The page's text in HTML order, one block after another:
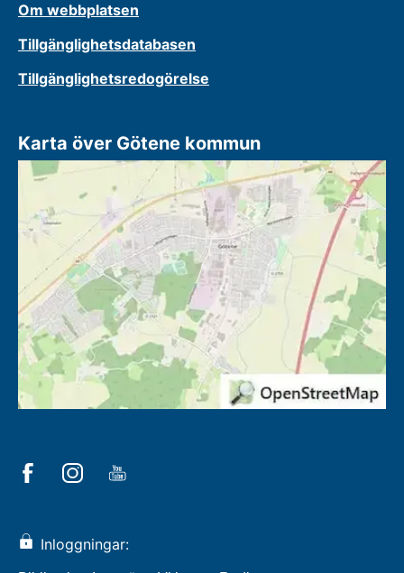
Om webbplatsen
Tillgänglighetsdatabasen
Tillgänglighetsredogörelse
Karta över Götene kommun
Inloggningar: